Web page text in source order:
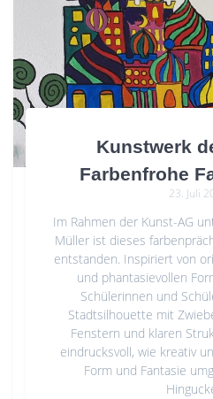
Kunstwerk
Farbenfrohe
23. Juli
Im Rahmen der Kunst-AG
Müller ist dieses
entstanden. Inspiriert von
und phantasievollen
Schülerinnen und
Stadtsilhouette mit
Fenstern und klaren
eindrucksvoll, wie kreativ
Form und Fantasie